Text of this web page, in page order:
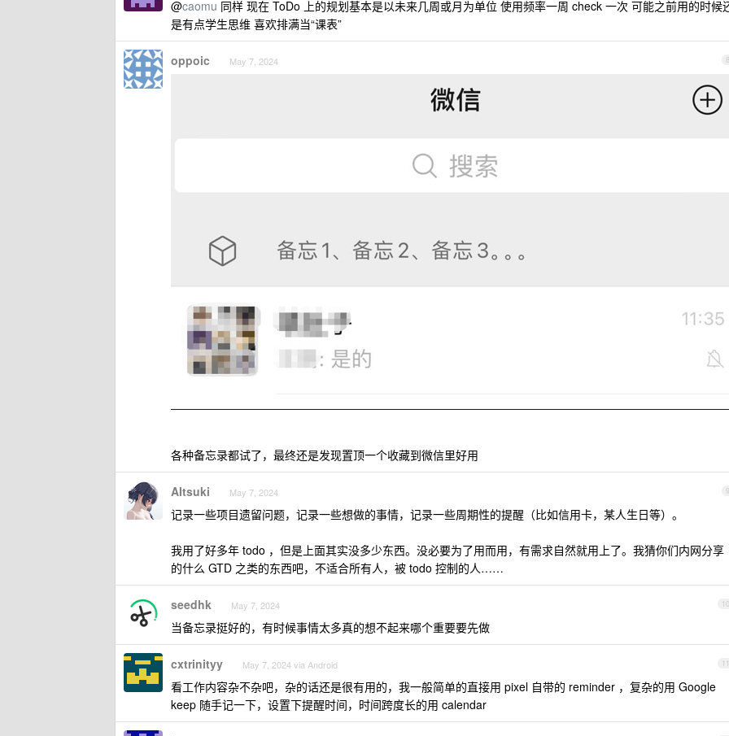
@caomu 同样 现在 ToDo 上的规划基本是以未来几周或月为单位 使用频率一周 check 一次 可能之前用的时候
是有点学生思维 喜欢排满当“课表”
8
oppoic May 7, 2024
各种备忘录都试了，最终还是发现置顶一个收藏到微信里好用
9
AItsuki May 7, 2024
记录一些项目遗留问题，记录一些想做的事情，记录一些周期性的提醒（比如信用卡，某人生日等）。
我用了好多年 todo ，但是上面其实没多少东西。没必要为了用而用，有需求自然就用上了。我猜你们内网分享
的什么 GTD 之类的东西吧，不适合所有人，被 todo 控制的人……
10
seedhk May 7, 2024
当备忘录挺好的，有时候事情太多真的想不起来哪个重要要先做
11
cxtrinityy May 7, 2024 via Android
看工作内容杂不杂吧，杂的话还是很有用的，我一般简单的直接用 pixel 自带的 reminder ，复杂的用 Google
keep 随手记一下，设置下提醒时间，时间跨度长的用 calendar